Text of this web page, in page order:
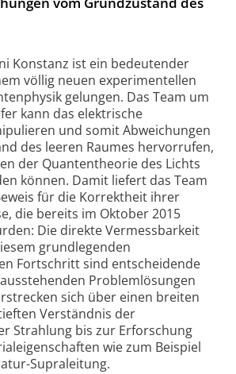
Konstanz ist ein bedeutender
völlig neuen experimentellen
gelungen. Das Team um
kann das elektrische
und somit Abweichungen
des leeren Raumes hervorrufen,
der Quantentheorie des Lichts
können. Damit liefert das Team
für die Korrektheit ihrer
die bereits im Oktober 2015
Die direkte Vermessbarkeit
grundlegenden
Fortschritt sind entscheidende
Problem­lösungen
sich über einen breiten
Verständnis der
Strahlung bis zur Erfor­schung
wie zum Beispiel
Supraleitung.